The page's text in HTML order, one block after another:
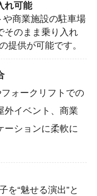
れ可能
商業施設の駐車場
そのまま乗り入れ
提供が可能です。
ォークリフトでの
外イベント、商業
ーションに柔軟に
を“魅せる演出”と